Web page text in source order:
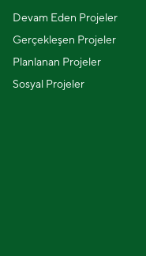
Devam Eden Projeler
Gerçekleşen Projeler
Planlanan Projeler
Sosyal Projeler